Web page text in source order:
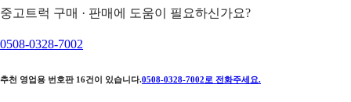
중고트럭 구매 · 판매에 도움이 필요하신가요?
0508-0328-7002
추천 영업용 번호판 16건이 있습니다.0508-0328-7002 로 전화주세요.